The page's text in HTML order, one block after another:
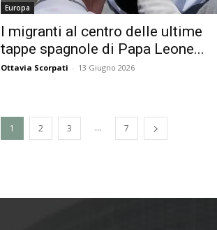
Europa
I migranti al centro delle ultime
tappe spagnole di Papa Leone...
Ottavia Scorpati - 13 Giugno 2026
1 2 3 ... 7